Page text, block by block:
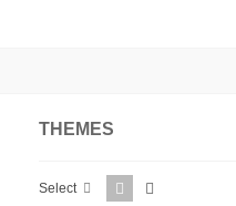
THEMES
Select